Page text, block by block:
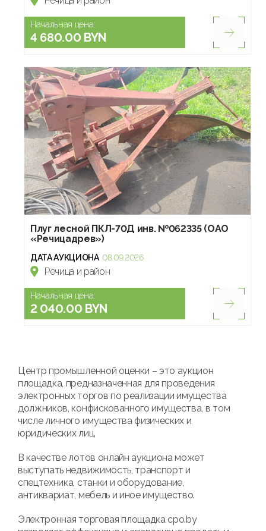
Начальная цена:
4 680.00 BYN
Плуг лесной ПКЛ-70Д инв. №062335 (ОАО
«Речицадрев»)
ДАТА АУКЦИОНА 08.09.2026
Речица и район
Начальная цена:
2 040.00 BYN
Центр промышленной оценки – это аукцион
площадка, предназначенная для проведения
электронных торгов по реализации имущества
должников, конфискованного имущества, в том
числе личного имущества физических и
юридических лиц.
В качестве лотов онлайн аукциона может
выступать недвижимость, транспорт и
спецтехника, станки и оборудование,
антиквариат, мебель и иное имущество.
Электронная торговая площадка cpo.by